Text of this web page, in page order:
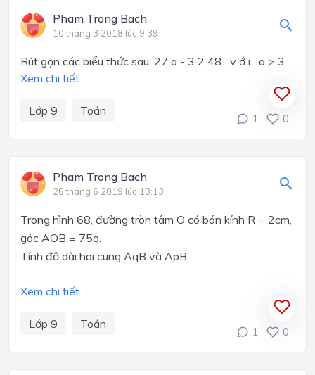
Pham Trong Bach
10 tháng 3 2018 lúc 9:39
Rút gọn các biểu thức sau: 27 a - 3 2 48 v ớ i a > 3
Xem chi tiết
Lớp 9 Toán
1 0
Pham Trong Bach
26 tháng 6 2019 lúc 13:13
Trong hình 68, đường tròn tâm O có bán kính R = 2cm,
góc AOB = 75o.
Tính độ dài hai cung AqB và ApB
Xem chi tiết
Lớp 9 Toán
1 0